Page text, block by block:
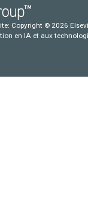
Copyright © 2026
en IA et aux